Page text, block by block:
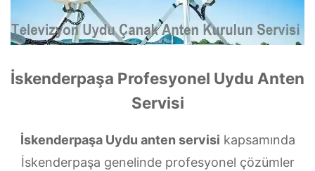
İskenderpaşa Profesyonel Uydu Anten
Servisi
İskenderpaşa Uydu anten servisi kapsamında
İskenderpaşa genelinde profesyonel çözümler